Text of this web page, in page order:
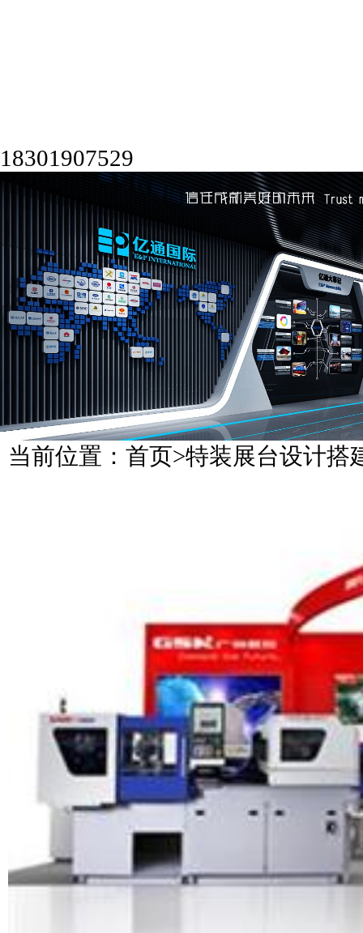
18301907529
当前位置： 首页>特装展台设计搭